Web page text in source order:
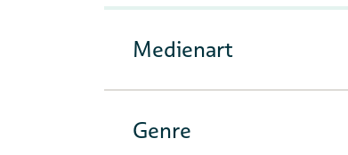
Medienart
Genre